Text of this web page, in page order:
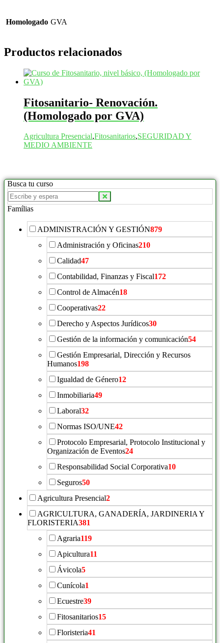
Homologado GVA
Productos relacionados
Fitosanitario- Renovación.
(Homologado por GVA)
Agricultura Presencial,Fitosanitarios,SEGURIDAD Y
MEDIO AMBIENTE
Busca tu curso
Buscar
productos:
Famílias
ADMINISTRACIÓN Y GESTIÓN879
Administración y Oficinas210
Calidad47
Contabilidad, Finanzas y Fiscal172
Control de Almacén18
Cooperativas22
Derecho y Aspectos Jurídicos30
Gestión de la información y comunicación54
Gestión Empresarial, Dirección y Recursos
Humanos198
Igualdad de Género12
Inmobiliaria49
Laboral32
Normas ISO/UNE42
Protocolo Empresarial, Protocolo Institucional y
Organización de Eventos24
Responsabilidad Social Corporativa10
Seguros50
Agricultura Presencial2
AGRICULTURA, GANADERÍA, JARDINERIA Y
FLORISTERIA381
Agraria119
Apicultura11
Ávicola5
Cunícola1
Ecuestre39
Fitosanitarios15
Floristeria41